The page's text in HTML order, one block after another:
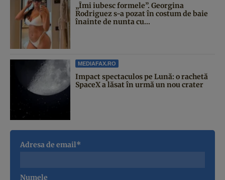
„Îmi iubesc formele”. Georgina
Rodriguez s-a pozat în costum de baie
înainte de nunta cu...
MEDIAFAX.RO
Impact spectaculos pe Lună: o rachetă
SpaceX a lăsat în urmă un nou crater
Adresa de email*
Numele